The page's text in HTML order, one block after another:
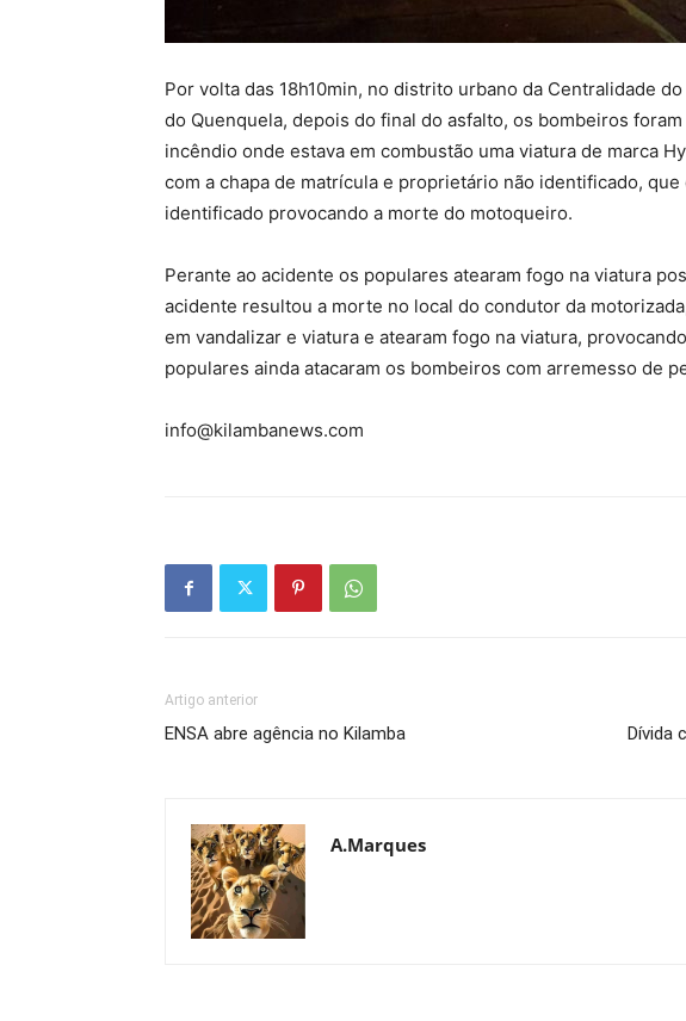
Por volta das 18h10min, no distrito urbano da Centralidade
do Quenquela, depois do final do asfalto, os bombeiros
incêndio onde estava em combustão uma viatura de marca
com a chapa de matrícula e proprietário não identificado,
identificado provocando a morte do motoqueiro.
Perante ao acidente os populares atearam fogo na viatura
acidente resultou a morte no local do condutor da
em vandalizar e viatura e atearam fogo na viatura,
populares ainda atacaram os bombeiros com arremesso de
info@kilambanews.com
Artigo anterior
ENSA abre agência no Kilamba Dívida
A.Marques